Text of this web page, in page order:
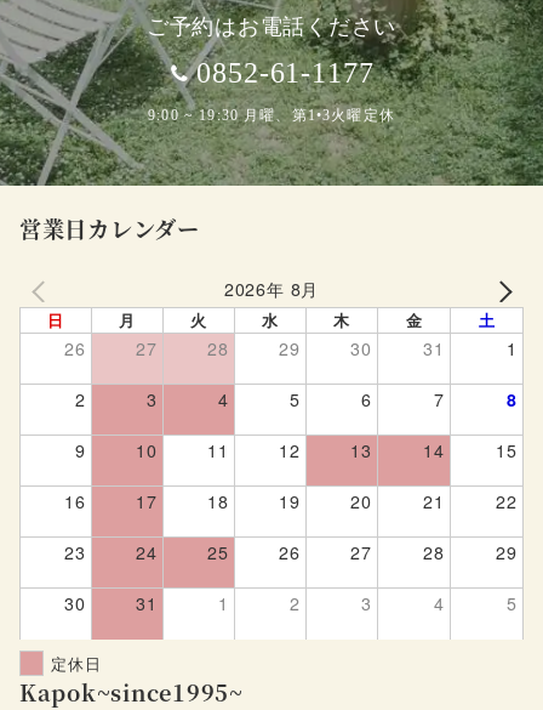
ご予約はお電話ください
0852-61-1177
9:00 ~ 19:30 月曜、第1•3火曜定休
営業日カレンダー
2026年 8月
日 月 火 水 木 金 土
26 27 28 29 30 31 1
2 3 4 5 6 7 8
9 10 11 12 13 14 15
16 17 18 19 20 21 22
23 24 25 26 27 28 29
30 31 1 2 3 4 5
定休日
Kapok~since1995~